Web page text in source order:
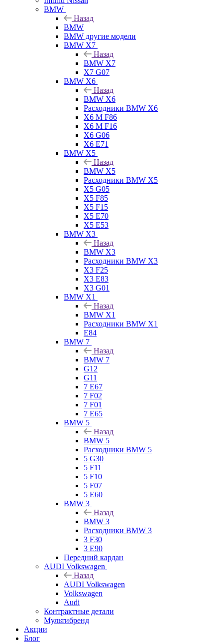
BMW
Назад
BMW
BMW другие модели
BMW X7
Назад
BMW X7
X7 G07
BMW X6
Назад
BMW X6
Расходники BMW X6
X6 M F86
X6 M F16
X6 G06
X6 E71
BMW X5
Назад
BMW X5
Расходники BMW X5
X5 G05
X5 F85
X5 F15
X5 E70
X5 E53
BMW X3
Назад
BMW X3
Расходники BMW X3
X3 F25
X3 E83
X3 G01
BMW X1
Назад
BMW X1
Расходники BMW X1
E84
BMW 7
Назад
BMW 7
G12
G11
7 Е67
7 F02
7 F01
7 E65
BMW 5
Назад
BMW 5
Расходники BMW 5
5 G30
5 F11
5 F10
5 F07
5 E60
BMW 3
Назад
BMW 3
Расходники BMW 3
3 F30
3 E90
Передний кардан
AUDI Volkswagen
Назад
AUDI Volkswagen
Volkswagen
Audi
Контрактные детали
Мультибренд
Акции
Блог